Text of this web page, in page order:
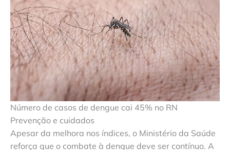
Número de casos de dengue cai 45% no RN
Prevenção e cuidados
Apesar da melhora nos índices, o Ministério da Saúde
reforça que o combate à dengue deve ser contínuo. A